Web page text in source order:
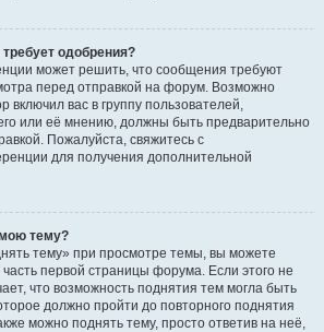
одобрения?
может решить, что сообщения требуют
перед отправкой на форум. Возможно
включил вас в группу пользователей,
или её мнению, должны быть предварительно
Пожалуйста, свяжитесь с
для получения дополнительной
тему?
тему» при просмотре темы, вы можете
первой страницы форума. Если этого не
что возможность поднятия тем могла быть
должно пройти до повторного поднятия
можно поднять тему, просто ответив на неё,